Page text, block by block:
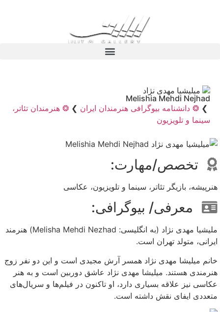
میلیشیا مهدی نژاد
Melishia Mehdi Nejhad
❯ ❂ دانشنامه بیوگرافی هنرمندان ایران ❯ ❂ هنرمندان تئاتر،
سینما و تلویزیون
تخصص/مهارت:
هنرپیشه، بازیگر تئاتر، سینما و تلویزیون، عکاسی
معرفی/ بیوگرافی:
ملیشیا مهدی نژاد (به انگلیسی: Melisha Mehdi Nezhad) هنرمند
ایرانی، متولد تهران است.
خانم میلیشا مهدی نژاد همسر آرش مجیدی است و این دو نفر زوج
هنرمندی هستند. میلیشا مهدی نژاد عاشق دوربین است و به هنر
عکاسی نیز علاقه بسیاری دارد، او تاکنون در فیلم‌ها و سریال‌های
متعددی ایفای نقش داشته است.